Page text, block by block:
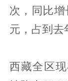
次，同比
元，占到去
西藏全区